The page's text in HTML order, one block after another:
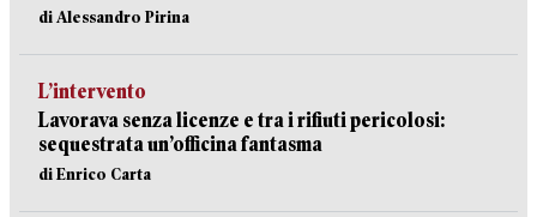
di Alessandro Pirina
L’intervento
Lavorava senza licenze e tra i rifiuti pericolosi:
sequestrata un’officina fantasma
di Enrico Carta